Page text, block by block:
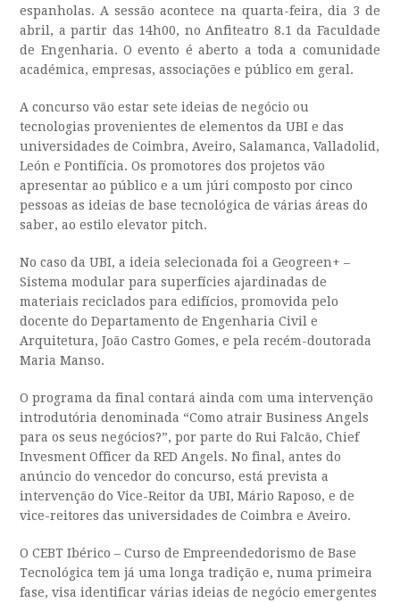
espanholas. A sessão acontece na quarta-feira, dia 3 de
abril, a partir das 14h00, no Anfiteatro 8.1 da Faculdade
de Engenharia. O evento é aberto a toda a comunidade
académica, empresas, associações e público em geral.
A concurso vão estar sete ideias de negócio ou
tecnologias provenientes de elementos da UBI e das
universidades de Coimbra, Aveiro, Salamanca, Valladolid,
León e Pontifícia. Os promotores dos projetos vão
apresentar ao público e a um júri composto por cinco
pessoas as ideias de base tecnológica de várias áreas do
saber, ao estilo elevator pitch.
No caso da UBI, a ideia selecionada foi a Geogreen+ –
Sistema modular para superfícies ajardinadas de
materiais reciclados para edifícios, promovida pelo
docente do Departamento de Engenharia Civil e
Arquitetura, João Castro Gomes, e pela recém-doutorada
Maria Manso.
O programa da final contará ainda com uma intervenção
introdutória denominada “Como atrair Business Angels
para os seus negócios?”, por parte do Rui Falcão, Chief
Invesment Officer da RED Angels. No final, antes do
anúncio do vencedor do concurso, está prevista a
intervenção do Vice-Reitor da UBI, Mário Raposo, e de
vice-reitores das universidades de Coimbra e Aveiro.
O CEBT Ibérico – Curso de Empreendedorismo de Base
Tecnológica tem já uma longa tradição e, numa primeira
fase, visa identificar várias ideias de negócio emergentes